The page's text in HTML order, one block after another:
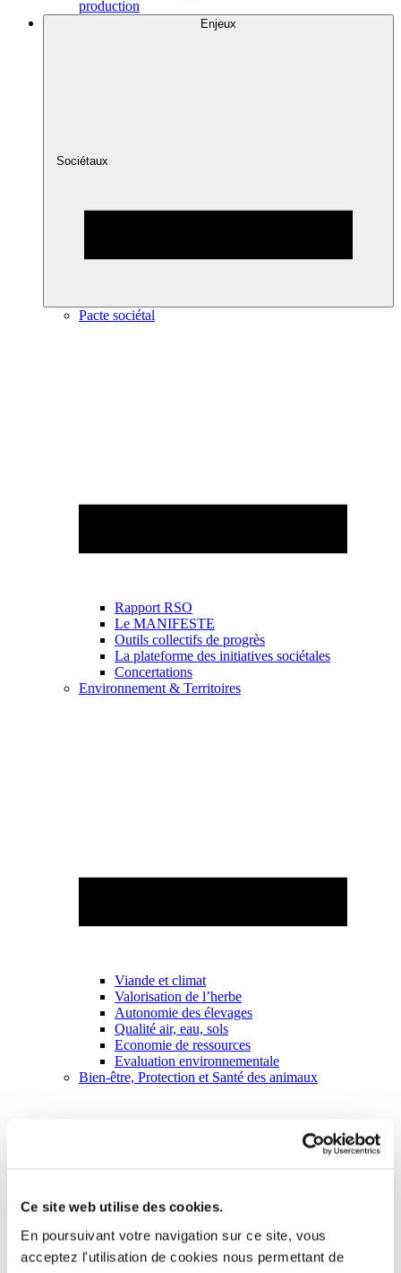
Ce site web utilise des cookies.
En poursuivant votre navigation sur ce site, vous
acceptez l'utilisation de cookies nous permettant de
production
Enjeux
Sociétaux
Pacte sociétal
Rapport RSO
Le MANIFESTE
Outils collectifs de progrès
La plateforme des initiatives sociétales
Concertations
Environnement & Territoires
Viande et climat
Valorisation de l’herbe
Autonomie des élevages
Qualité air, eau, sols
Economie de ressources
Evaluation environnementale
Bien-être, Protection et Santé des animaux